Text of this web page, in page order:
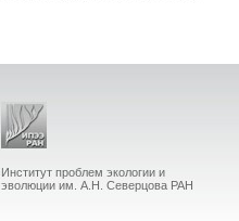
Институт проблем экологии и
эволюции им. А.Н. Северцова РАН